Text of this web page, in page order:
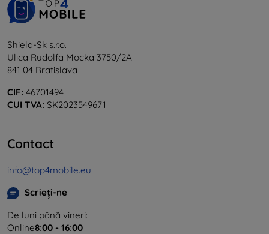
Shield-Sk s.r.o.
Ulica Rudolfa Mocka 3750/2A
841 04 Bratislava
CIF: 46701494
CUI TVA: SK2023549671
Contact
info@top4mobile.eu
Scrieți-ne
De luni până vineri:
Online8:00 - 16:00